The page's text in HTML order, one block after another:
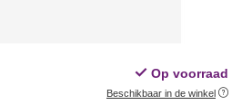
Op voorraad
Beschikbaar in de winkel